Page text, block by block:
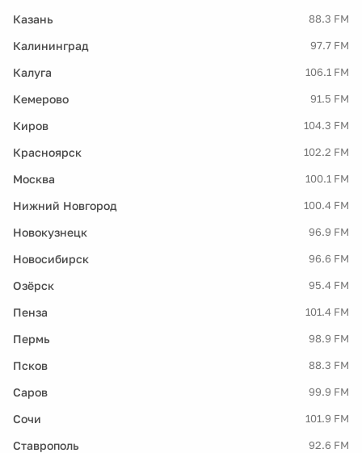
Казань 88.3 FM
Калининград 97.7 FM
Калуга 106.1 FM
Кемерово 91.5 FM
Киров 104.3 FM
Красноярск 102.2 FM
Москва 100.1 FM
Нижний Новгород 100.4 FM
Новокузнецк 96.9 FM
Новосибирск 96.6 FM
Озёрск 95.4 FM
Пенза 101.4 FM
Пермь 98.9 FM
Псков 88.3 FM
Саров 99.9 FM
Сочи 101.9 FM
Ставрополь 92.6 FM